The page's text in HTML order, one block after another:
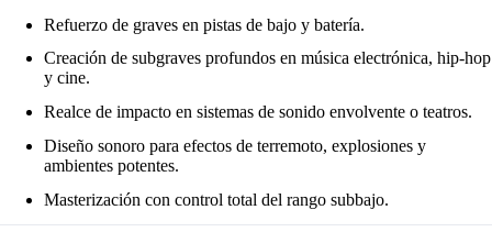
Refuerzo de graves en pistas de bajo y batería.
Creación de subgraves profundos en música electrónica, hip-hop
y cine.
Realce de impacto en sistemas de sonido envolvente o teatros.
Diseño sonoro para efectos de terremoto, explosiones y
ambientes potentes.
Masterización con control total del rango subbajo.